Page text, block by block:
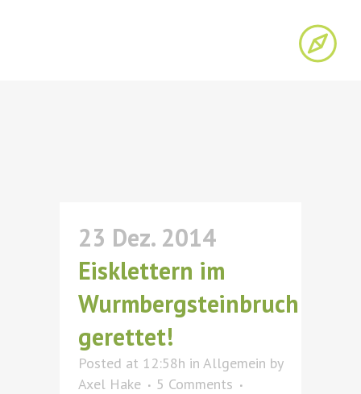
23 Dez. 2014
Eisklettern im
Wurmbergsteinbruch
gerettet!
Posted at 12:58h in Allgemein by
Axel Hake
5 Comments